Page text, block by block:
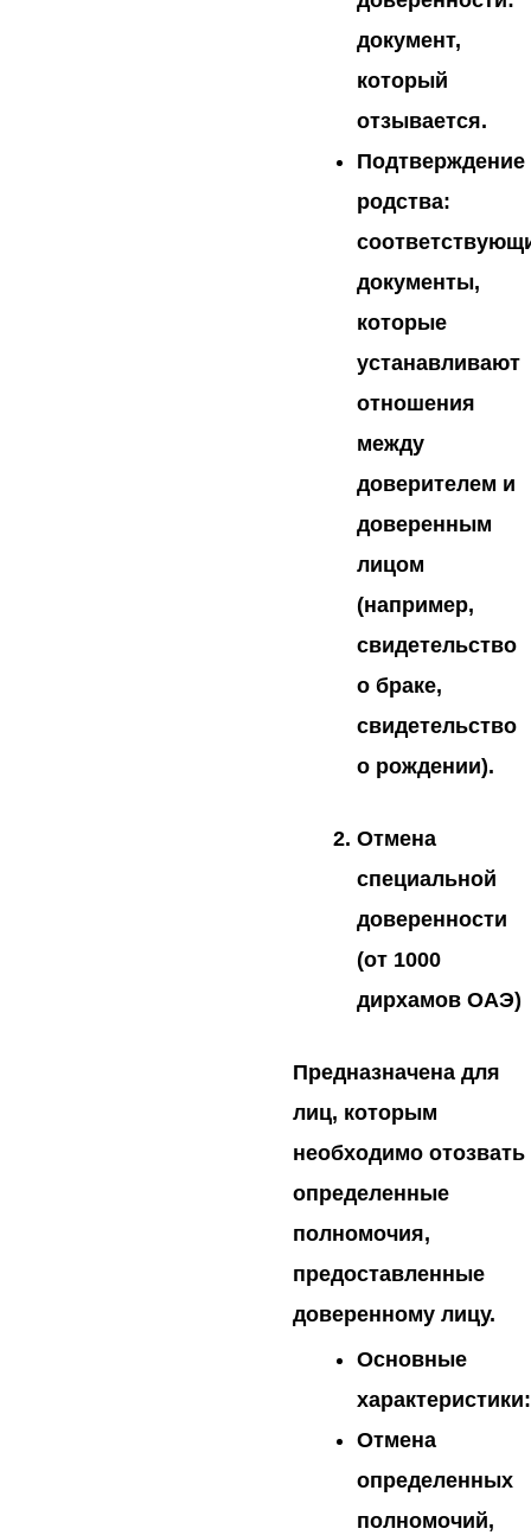
документ,
который
отзывается.
Подтверждение
родства:
документы,
которые
устанавливают
отношения
между
доверителем и
доверенным
лицом
(например,
свидетельство
о браке,
свидетельство
о рождении).
Отмена
специальной
доверенности
(от 1000
дирхамов ОАЭ)
Предназначена для
лиц, которым
необходимо отозвать
определенные
полномочия,
предоставленные
доверенному лицу.
Основные
характеристики:
Отмена
определенных
полномочий,